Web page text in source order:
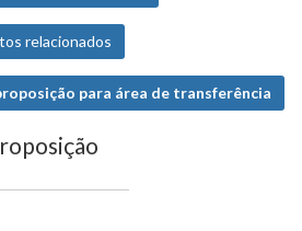
relacionados
para área de transferência